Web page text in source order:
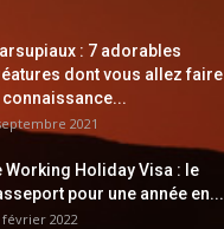
: 7 adorables
dont vous allez faire
connaissance...
2021
Working Holiday Visa : le
pour une année en...
février 2022